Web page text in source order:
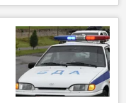
Руҳинҷо
будоиҳо